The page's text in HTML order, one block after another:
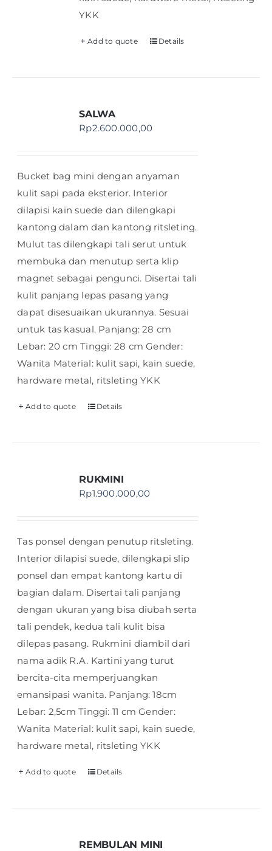
YKK
Add to quote Details
SALWA
Rp2.600.000,00
Bucket bag mini dengan anyaman
kulit sapi pada eksterior. Interior
dilapisi kain suede dan dilengkapi
kantong dalam dan kantong ritsleting.
Mulut tas dilengkapi tali serut untuk
membuka dan menutup serta klip
magnet sebagai pengunci. Disertai tali
kulit panjang lepas pasang yang
dapat disesuaikan ukurannya. Sesuai
untuk tas kasual. Panjang: 28 cm
Lebar: 20 cm Tinggi: 28 cm Gender:
Wanita Material: kulit sapi, kain suede,
hardware metal, ritsleting YKK
Add to quote Details
RUKMINI
Rp1.900.000,00
Tas ponsel dengan penutup ritsleting.
Interior dilapisi suede, dilengkapi slip
ponsel dan empat kantong kartu di
bagian dalam. Disertai tali panjang
dengan ukuran yang bisa diubah serta
tali pendek, kedua tali kulit bisa
dilepas pasang. Rukmini diambil dari
nama adik R.A. Kartini yang turut
bercita-cita memperjuangkan
emansipasi wanita. Panjang: 18cm
Lebar: 2,5cm Tinggi: 11 cm Gender:
Wanita Material: kulit sapi, kain suede,
hardware metal, ritsleting YKK
Add to quote Details
REMBULAN MINI